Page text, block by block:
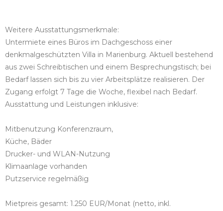
Weitere Ausstattungsmerkmale:
Untermiete eines Büros im Dachgeschoss einer
denkmalgeschützten Villa in Marienburg. Aktuell bestehend
aus zwei Schreibtischen und einem Besprechungstisch; bei
Bedarf lassen sich bis zu vier Arbeitsplätze realisieren. Der
Zugang erfolgt 7 Tage die Woche, flexibel nach Bedarf.
Ausstattung und Leistungen inklusive:
Mitbenutzung Konferenzraum,
Küche, Bäder
Drucker- und WLAN-Nutzung
Klimaanlage vorhanden
Putzservice regelmäßig
Mietpreis gesamt: 1.250 EUR/Monat (netto, inkl.